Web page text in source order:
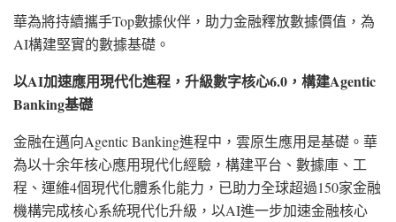
華為將持續攜手Top數據伙伴，助力金融釋放數據價值，為
AI構建堅實的數據基礎。
以AI加速應用現代化進程，升級數字核心6.0，構建Agentic
Banking基礎
金融在邁向Agentic Banking進程中，雲原生應用是基礎。華
為以十余年核心應用現代化經驗，構建平台、數據庫、工
程、運維4個現代化體系化能力，已助力全球超過150家金融
機構完成核心系統現代化升級，以AI進一步加速金融核心